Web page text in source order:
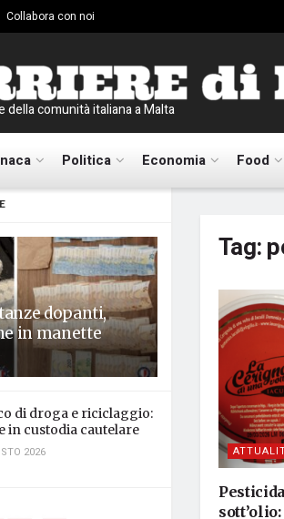
dopanti,
in manette
di droga e riciclaggio:
in custodia cautelare
2026
Collabora con noi
della comunità italiana a Malta
Politica Economia Food
Tag: